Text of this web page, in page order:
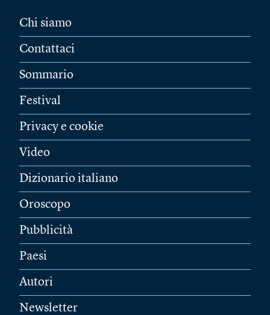
Chi siamo
Contattaci
Sommario
Festival
Privacy e cookie
Video
Dizionario italiano
Oroscopo
Pubblicità
Paesi
Autori
Newsletter